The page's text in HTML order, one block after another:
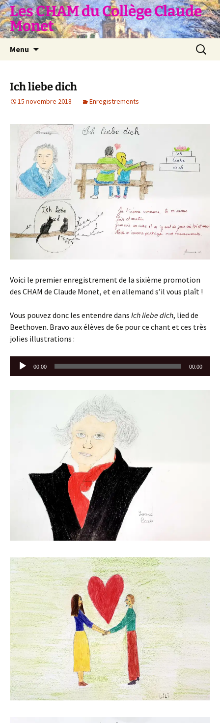
Aller
au
contenu
Les CHAM du Collège Claude
Monet
Menu
Ich liebe dich
15 novembre 2018 Enregistrements
Voici le premier enregistrement de la sixième promotion
des CHAM de Claude Monet, et en allemand s’il vous plaît !
Vous pouvez donc les entendre dans Ich liebe dich, lied de
Beethoven. Bravo aux élèves de 6e pour ce chant et ces très
jolies illustrations :
Lecteur
audio
00:00 00:00